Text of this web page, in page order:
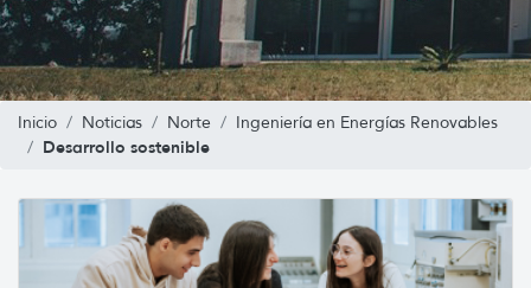
Inicio Noticias Norte Ingeniería en Energías Renovables
Desarrollo sostenible